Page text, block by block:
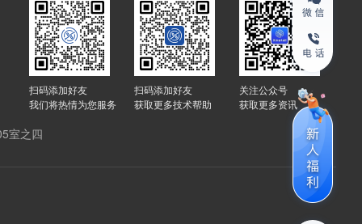
室之四
扫码添加好友
我们将热情为您服务
扫码添加好友
获取更多技术帮助
关注公众号
获取更多资讯